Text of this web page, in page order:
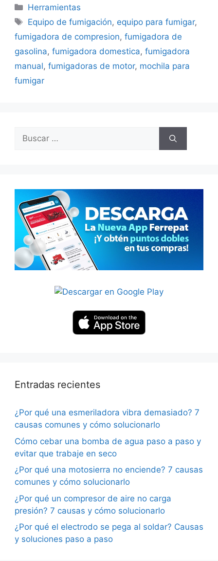
Categorías
Herramientas
Etiquetas
Equipo de fumigación, equipo para fumigar,
fumigadora de compresion, fumigadora de
gasolina, fumigadora domestica, fumigadora
manual, fumigadoras de motor, mochila para
fumigar
Buscar:
Entradas recientes
¿Por qué una esmeriladora vibra demasiado? 7
causas comunes y cómo solucionarlo
Cómo cebar una bomba de agua paso a paso y
evitar que trabaje en seco
¿Por qué una motosierra no enciende? 7 causas
comunes y cómo solucionarlo
¿Por qué un compresor de aire no carga
presión? 7 causas y cómo solucionarlo
¿Por qué el electrodo se pega al soldar? Causas
y soluciones paso a paso